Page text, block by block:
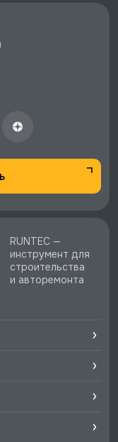
Санкт-
RUNTEC —
инструмент для
строительства
и авторемонта